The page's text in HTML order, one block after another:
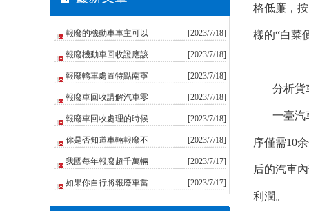
報廢的機動車車主可以 [2023/7/18]
報廢機動車回收證應該 [2023/7/18]
報廢轎車處置特點南寧 [2023/7/18]
報廢車回收講解汽車零 [2023/7/18]
報廢車回收處理的時候 [2023/7/18]
你是否知道車輛報廢不 [2023/7/18]
我國每年報廢超千萬輛 [2023/7/17]
如果你自行將報廢車當 [2023/7/17]
格低廉，按
樣的“白菜
分析貨
一臺汽
序僅需10余
后的汽車內
利潤。